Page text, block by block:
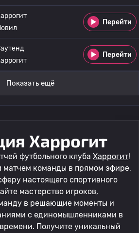
Перейти
Перейти
Показать ещё
Харрогит
футбольного клуба Харрогит!
матчем команды в прямом эфире,
настоящего спортивного
мастерство игроков,
в решающие моменты и
с единомышленниками в
Получите уникальный